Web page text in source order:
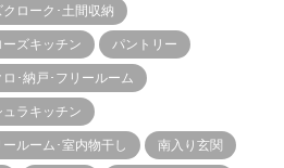
クローク･土間収納
ーズキッチン パントリー
･納戸･フリールーム
ラキッチン
ルーム･室内物干し 南入り玄関